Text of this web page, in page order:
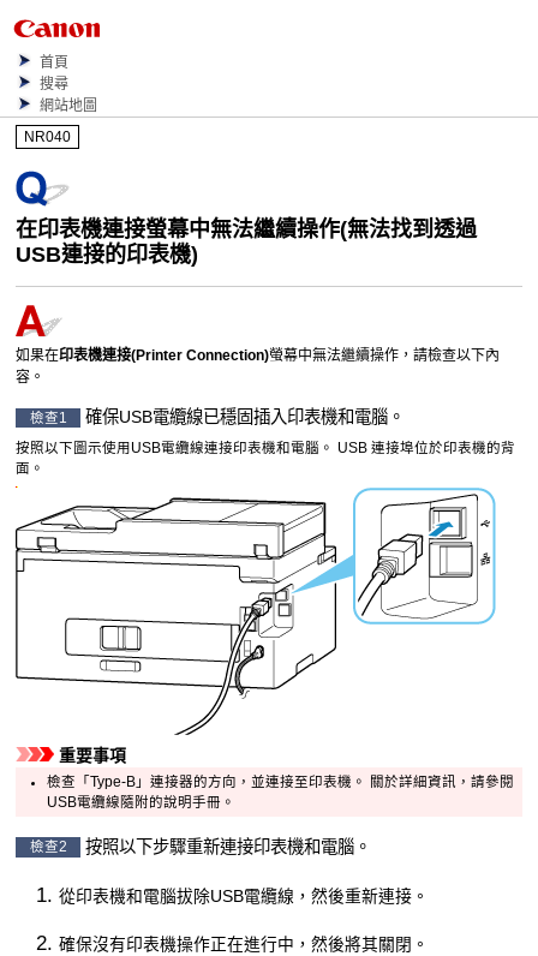
首頁
搜尋
網站地圖
NR040
在印表機連接螢幕中無法繼續操作(無法找到透過
USB連接的印表機)
如果在印表機連接(Printer Connection)螢幕中無法繼續操作，請檢查以下內
容。
檢查1 確保USB電纜線已穩固插入印表機和電腦。
按照以下圖示使用 USB電纜線連接印表機和電腦。 USB 連接埠位於印表機的背
面。
重要事項
檢查「Type-B」連接器的方向，並連接至印表機 。
關於詳細資訊，請參閱
USB電纜線 隨附的說明手冊。
檢查2 按照以下步驟重新連接印表機和電腦。
從印表機和電腦拔除USB電纜線 ，然後重新連接。
確保沒有印表機操作正在進行中，然後將其關閉。